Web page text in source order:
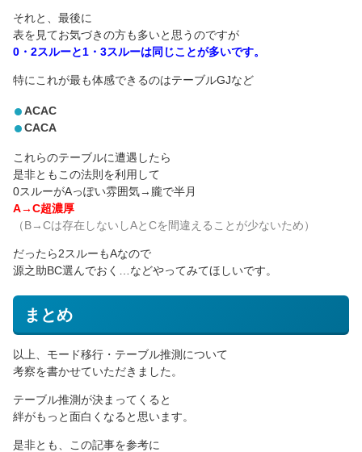
それと、最後に
表を見てお気づきの方も多いと思うのですが
0・2スルーと1・3スルーは同じことが多いです。
特にこれが最も体感できるのはテーブルGJなど
ACAC
CACA
これらのテーブルに遭遇したら
是非ともこの法則を利用して
0スルーがAっぽい雰囲気→朧で半月
A→C超濃厚
（B→Cは存在しないしAとCを間違えることが少ないため）
だったら2スルーもAなので
源之助BC選んでおく…などやってみてほしいです。
まとめ
以上、モード移行・テーブル推測について
考察を書かせていただきました。
テーブル推測が決まってくると
絆がもっと面白くなると思います。
是非とも、この記事を参考に